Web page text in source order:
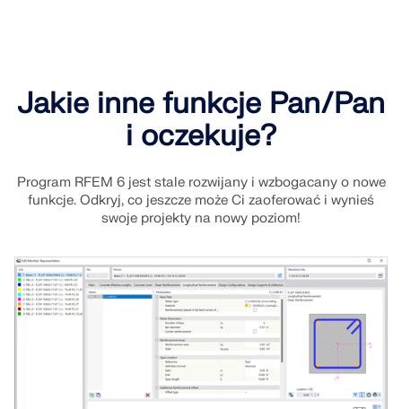
Jakie inne funkcje Pan/Pan
i oczekuje?
Program RFEM 6 jest stale rozwijany i wzbogacany o nowe
funkcje. Odkryj, co jeszcze może Ci zaoferować i wynieś
swoje projekty na nowy poziom!